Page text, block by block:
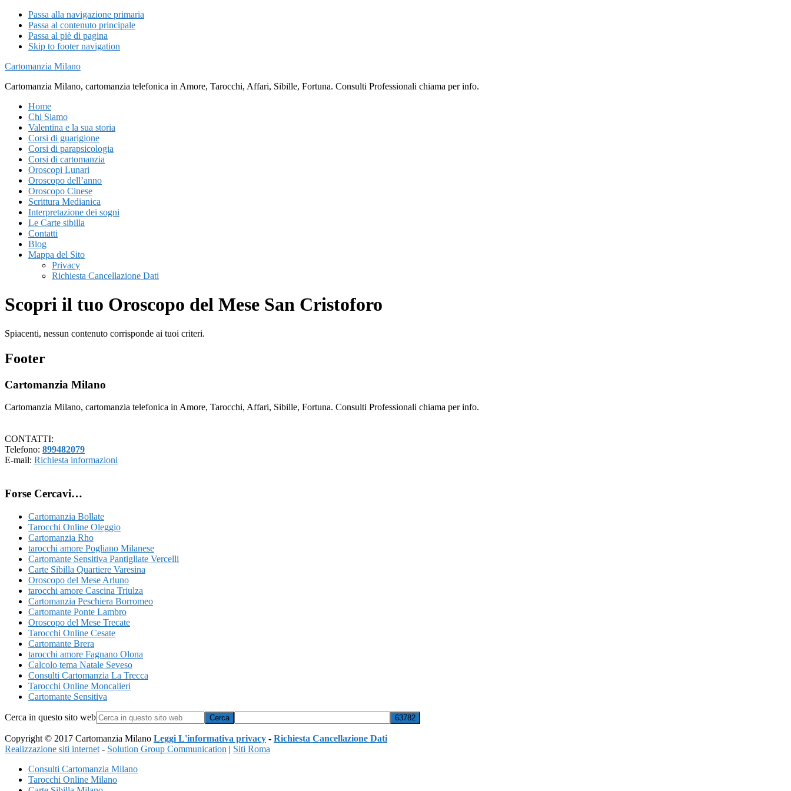
Passa alla navigazione primaria
Passa al contenuto principale
Passa al piè di pagina
Skip to footer navigation
Cartomanzia Milano
Cartomanzia Milano, cartomanzia telefonica in Amore, Tarocchi, Affari, Sibille, Fortuna. Consulti Professionali chiama per info.
Home
Chi Siamo
Valentina e la sua storia
Corsi di guarigione
Corsi di parapsicologia
Corsi di cartomanzia
Oroscopi Lunari
Oroscopo dell’anno
Oroscopo Cinese
Scrittura Medianica
Interpretazione dei sogni
Le Carte sibilla
Contatti
Blog
Mappa del Sito
Privacy
Richiesta Cancellazione Dati
Scopri il tuo Oroscopo del Mese San Cristoforo
Spiacenti, nessun contenuto corrisponde ai tuoi criteri.
Footer
Cartomanzia Milano
Cartomanzia Milano, cartomanzia telefonica in Amore, Tarocchi, Affari, Sibille, Fortuna. Consulti Professionali chiama per info.
CONTATTI:
Telefono: 899482079
E-mail: Richiesta informazioni
Forse Cercavi…
Cartomanzia Bollate
Tarocchi Online Oleggio
Cartomanzia Rho
tarocchi amore Pogliano Milanese
Cartomante Sensitiva Pantigliate Vercelli
Carte Sibilla Quartiere Varesina
Oroscopo del Mese Arluno
tarocchi amore Cascina Triulza
Cartomanzia Peschiera Borromeo
Cartomante Ponte Lambro
Oroscopo del Mese Trecate
Tarocchi Online Cesate
Cartomante Brera
tarocchi amore Fagnano Olona
Calcolo tema Natale Seveso
Consulti Cartomanzia La Trecca
Tarocchi Online Moncalieri
Cartomante Sensitiva
Cerca in questo sito web
Copyright © 2017 Cartomanzia Milano Leggi L'informativa privacy - Richiesta Cancellazione Dati
Realizzazione siti internet - Solution Group Communication | Siti Roma
Consulti Cartomanzia Milano
Tarocchi Online Milano